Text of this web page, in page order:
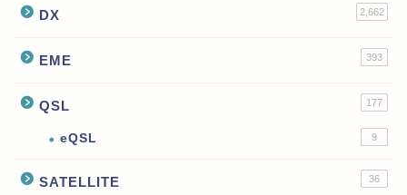
DX 2,662
EME 393
QSL 177
eQSL 9
SATELLITE 36